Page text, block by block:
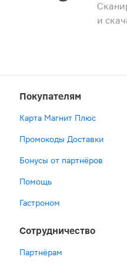
и
Покупателям
Карта Магнит Плюс
Промокоды Доставки
Бонусы от партнёров
Помощь
Гастроном
Сотрудничество
Партнёрам